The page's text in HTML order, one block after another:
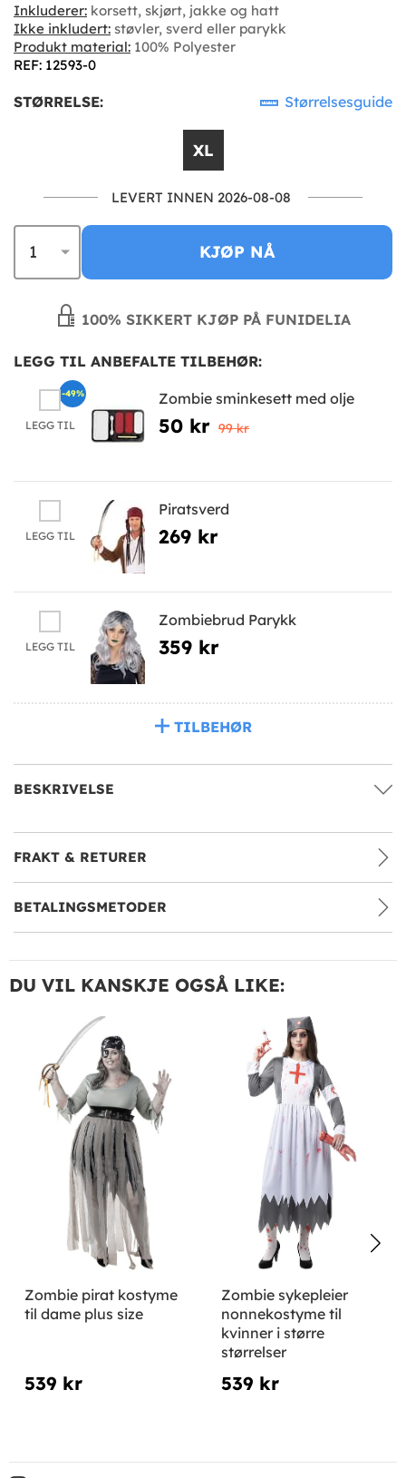
Inkluderer: korsett, skjørt, jakke og hatt
Ikke inkludert: støvler, sverd eller parykk
Produkt material: 100% Polyester
REF: 12593-0
STØRRELSE: Størrelsesguide
XL
LEVERT INNEN 2026-08-08
KJØP NÅ
100% SIKKERT KJØP PÅ FUNIDELIA
LEGG TIL ANBEFALTE TILBEHØR:
LEGG TIL
Zombie sminkesett med olje
50 kr 99 kr
-49%
LEGG TIL
Piratsverd
269 kr
LEGG TIL
Zombiebrud Parykk
359 kr
TILBEHØR
BESKRIVELSE
FRAKT & RETURER
BETALINGSMETODER
DU VIL KANSKJE OGSÅ LIKE:
Zombie pirat kostyme
til dame plus size
539 kr
Zombie sykepleier
nonnekostyme til
kvinner i større
størrelser
539 kr